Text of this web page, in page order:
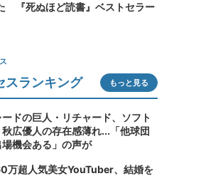
『死ぬほど読書』ベストセラー
スランキング もっと見る
ドの巨人・リチャード、ソフト
広優人の存在感薄れ...「他球団
機会ある」の声が
万超人気美女YouTuber、結婚を